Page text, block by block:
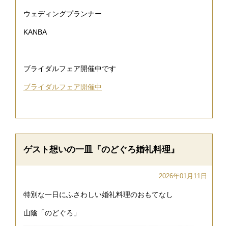
ウェディングプランナー
KANBA
ブライダルフェア開催中です
ブライダルフェア開催中
ゲスト想いの一皿『のどぐろ婚礼料理』
2026年01月11日
特別な一日にふさわしい婚礼料理のおもてなし
山陰「のどぐろ」